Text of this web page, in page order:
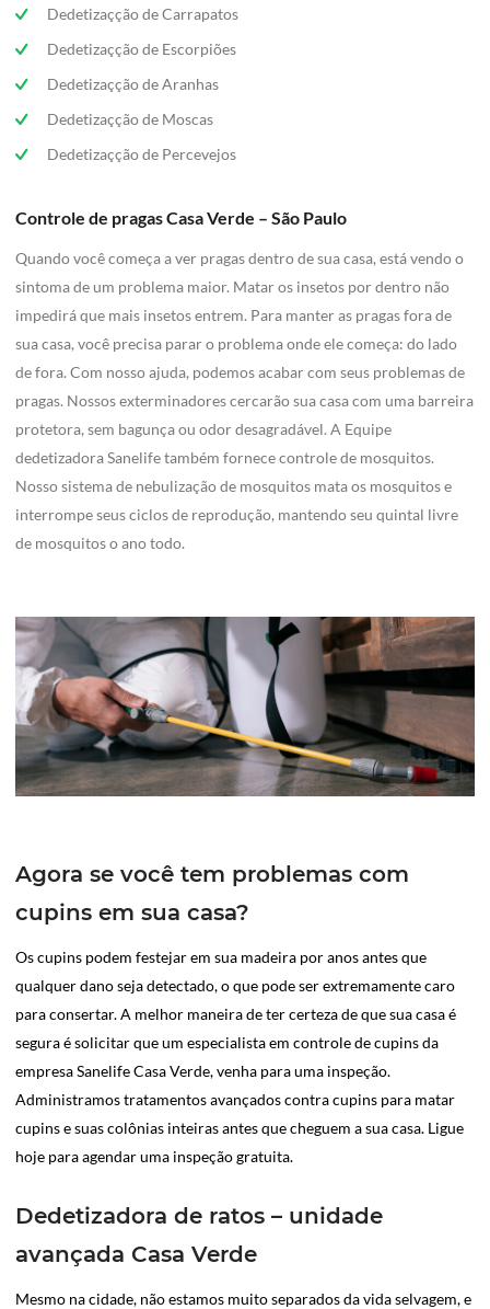
Dedetizaçção de Carrapatos
Dedetizaçção de Escorpiões
Dedetizaçção de Aranhas
Dedetizaçção de Moscas
Dedetizaçção de Percevejos
Controle de pragas Casa Verde – São Paulo
Quando você começa a ver pragas dentro de sua casa, está vendo o
sintoma de um problema maior. Matar os insetos por dentro não
impedirá que mais insetos entrem. Para manter as pragas fora de
sua casa, você precisa parar o problema onde ele começa: do lado
de fora. Com nosso ajuda, podemos acabar com seus problemas de
pragas. Nossos exterminadores cercarão sua casa com uma barreira
protetora, sem bagunça ou odor desagradável. A Equipe
dedetizadora Sanelife também fornece controle de mosquitos.
Nosso sistema de nebulização de mosquitos mata os mosquitos e
interrompe seus ciclos de reprodução, mantendo seu quintal livre
de mosquitos o ano todo.
Agora se você tem problemas com
cupins em sua casa?
Os cupins podem festejar em sua madeira por anos antes que
qualquer dano seja detectado, o que pode ser extremamente caro
para consertar. A melhor maneira de ter certeza de que sua casa é
segura é solicitar que um especialista em controle de cupins da
empresa Sanelife Casa Verde, venha para uma inspeção.
Administramos tratamentos avançados contra cupins para matar
cupins e suas colônias inteiras antes que cheguem a sua casa. Ligue
hoje para agendar uma inspeção gratuita.
Dedetizadora de ratos – unidade
avançada Casa Verde
Mesmo na cidade, não estamos muito separados da vida selvagem, e